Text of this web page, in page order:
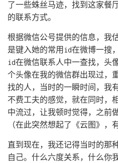
了一些蛛丝马迹，找到这家餐
的联系方式。
根据微信公号提供的信息，我
是键入她的常用id在微博一搜
id在微信联系人中一查找，头
个头像在我的微信群出现过，
找的人，当时的一瞬时间，我
不费工夫的感觉，就在同时，
中流过，让我顿时觉得，之前
（在此突然想起了《云图》，
直到现在，我还记得当时的那
自己。什么六度关系，什么你